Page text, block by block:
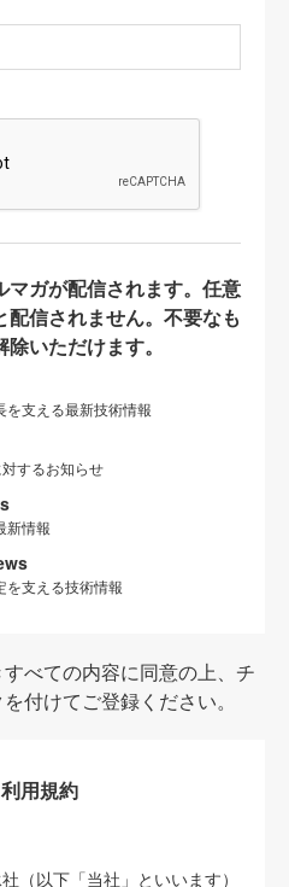
マガが配信されます。任意
信されません。不要なも
いただけます。
を支える最新技術情報
するお知らせ
新情報
を支える技術情報
べての内容に同意の上、チ
付けてご登録ください。
用規約
（以下「当社」といいます）